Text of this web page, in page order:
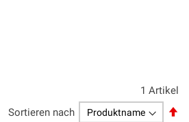
1 Artikel
Sortieren nach